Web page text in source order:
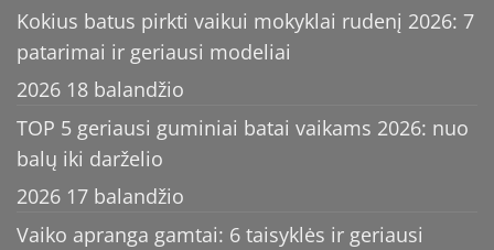
Kokius batus pirkti vaikui mokyklai rudenį 2026: 7
patarimai ir geriausi modeliai
2026 18 balandžio
TOP 5 geriausi guminiai batai vaikams 2026: nuo
balų iki darželio
2026 17 balandžio
Vaiko apranga gamtai: 6 taisyklės ir geriausi